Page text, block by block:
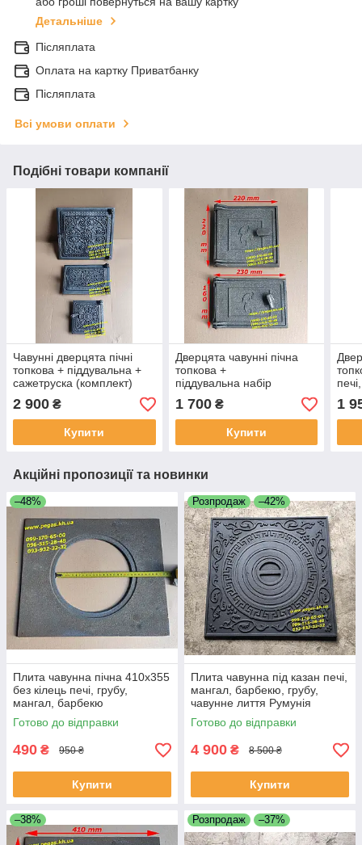
Детальніше
Післяплата
Оплата на картку Приватбанку
Післяплата
Всі умови оплати
Подібні товари компанії
Чавунні дверцята пічні
топкова + піддувальна +
сажетруска (комплект)
2 900 ₴
Купити
Дверцята чавунні пічна
топкова +
піддувальна набір
комплект
1 700₴
Купити
1
Акційні пропозиції та новинки
–48%
Плита чавунна пічна 410х355
без кілець печі, грубу,
мангал, барбекю
Готово до відправки
490 ₴ 950 ₴
Купити
Розпродаж –42%
Плита чавунна під казан печі,
мангал, барбекю, грубу,
чавунне лиття Румунія
Готово до відправки
4 900 ₴ 8 500 ₴
Купити
–38% Розпродаж –37%